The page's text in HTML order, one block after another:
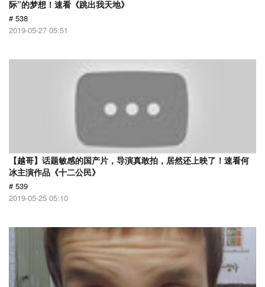
际”的梦想！速看《跳出我天地》
# 538
2019-05-27 05:51
【越哥】话题敏感的国产片，导演真敢拍，居然还上映了！速看何
冰主演作品《十二公民》
# 539
2019-05-25 05:10